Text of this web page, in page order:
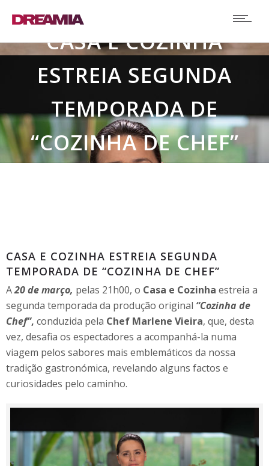
CASA E COZINHA
ESTREIA SEGUNDA
TEMPORADA DE
“COZINHA DE CHEF”
CASA E COZINHA ESTREIA SEGUNDA
TEMPORADA DE “COZINHA DE CHEF”
A20 de março, pelas 21h00, o Casa e Cozinha estreia a
segunda temporada da produção original “Cozinha de
Chef”, conduzida pela Chef Marlene Vieira, que, desta
vez, desafia os espectadores a acompanhá-la numa
viagem pelos sabores mais emblemáticos da nossa
tradição gastronómica, revelando alguns factos e
curiosidades pelo caminho.